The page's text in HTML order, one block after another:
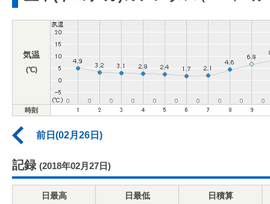
気温
(℃)
時刻
前日(02月26日)
記録 (2018年02月27日)
日最高
日最低
日積算